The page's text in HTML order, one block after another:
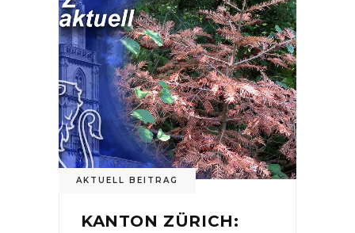
AKTUELL BEITRAG
KANTON ZÜRICH: